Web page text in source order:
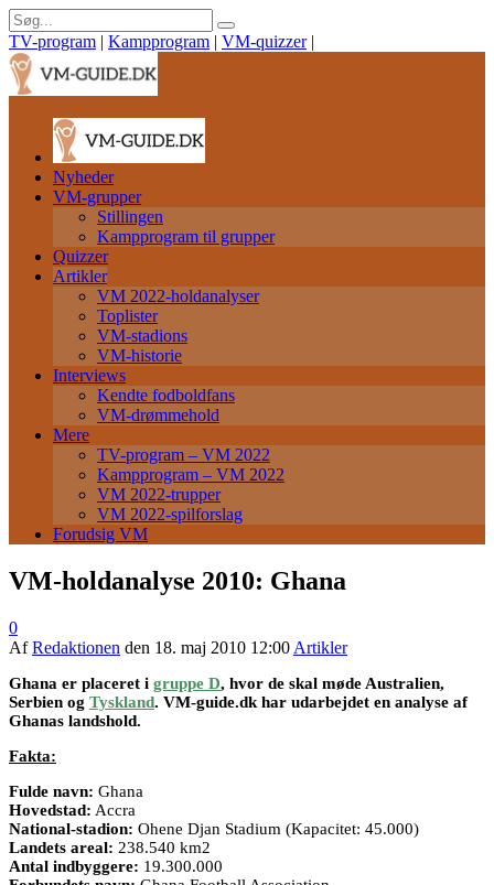
TV-program | Kampprogram | VM-quizzer |
Nyheder
VM-grupper
Stillingen
Kampprogram til grupper
Quizzer
Artikler
VM 2022-holdanalyser
Toplister
VM-stadions
VM-historie
Interviews
Kendte fodboldfans
VM-drømmehold
Mere
TV-program – VM 2022
Kampprogram – VM 2022
VM 2022-trupper
VM 2022-spilforslag
Forudsig VM
VM-holdanalyse 2010: Ghana
0
AfRedaktionen den 18. maj 2010 12:00 Artikler
Ghana er placeret i gruppe D, hvor de skal møde Australien,
Serbien og Tyskland. VM-guide.dk har udarbejdet en analyse af
Ghanas landshold.
Fakta:
Fulde navn: Ghana
Hovedstad: Accra
National-stadion: Ohene Djan Stadium (Kapacitet: 45.000)
Landets areal: 238.540 km2
Antal indbyggere: 19.300.000